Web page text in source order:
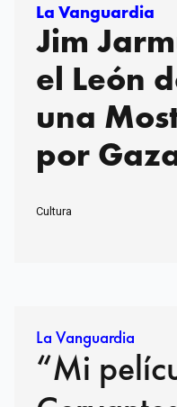
La Vanguardia
Jim
el León
una
por
Cultura
La Vanguardia
“Mi